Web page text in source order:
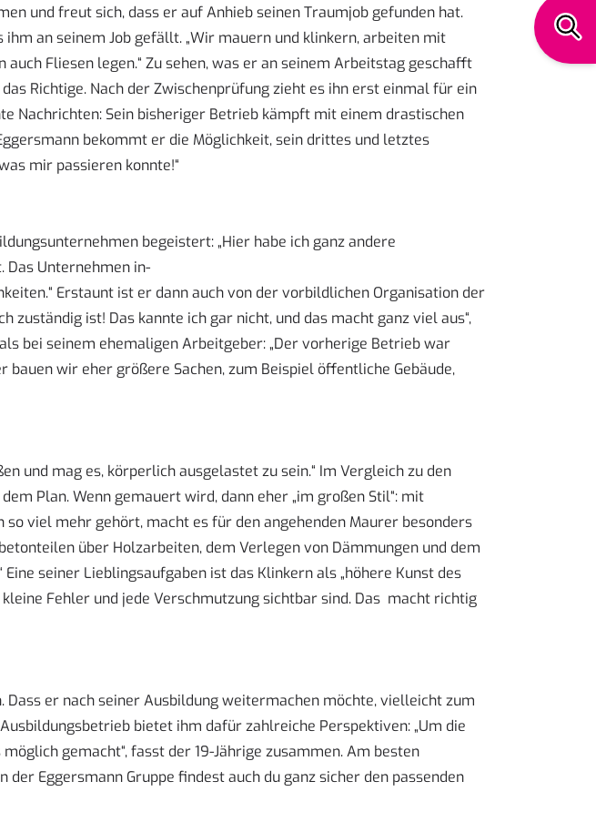
und freut sich, dass er auf Anhieb seinen Traumjob gefunden hat.
an seinem Job gefällt. „Wir mauern und klinkern, arbeiten mit
Fliesen legen.“ Zu sehen, was er an seinem Arbeitstag geschafft
Richtige. Nach der Zwischenprüfung zieht es ihn erst einmal für ein
Nachrichten: Sein bisheriger Betrieb kämpft mit einem drastischen
bekommt er die Möglichkeit, sein drittes und letztes
mir passieren konnte!“
begeistert: „Hier habe ich ganz andere
Unternehmen in-
Erstaunt ist er dann auch von der vorbildlichen Organisation der
zuständig ist! Das kannte ich gar nicht, und das macht ganz viel aus“,
bei seinem ehemaligen Arbeitgeber: „Der vorherige Betrieb war
wir eher größere Sachen, zum Beispiel öffentliche Gebäude,
und mag es, körperlich ausgelastet zu sein.“ Im Vergleich zu den
Plan. Wenn gemauert wird, dann eher „im großen Stil“: mit
viel mehr gehört, macht es für den angehenden Maurer besonders
über Holzarbeiten, dem Verlegen von Dämmungen und dem
seiner Lieblingsaufgaben ist das Klinkern als „höhere Kunst des
Fehler und jede Verschmutzung sichtbar sind. Das macht richtig
er nach seiner Ausbildung weitermachen möchte, vielleicht zum
bietet ihm dafür zahlreiche Perspektiven: „Um die
gemacht“, fasst der 19-Jährige zusammen. Am besten
Eggersmann Gruppe findest auch du ganz sicher den passenden